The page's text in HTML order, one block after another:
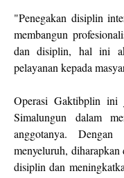
"Penegakan disiplin
membangun
dan disiplin, hal ini
pelayanan kepada
Operasi Gaktibplin ini
Simalungun dalam
anggotanya.
menyeluruh, diharapkan
disiplin dan